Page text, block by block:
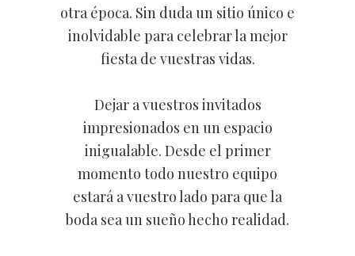
otra época. Sin duda un sitio único e
inolvidable para celebrar la mejor
fiesta de vuestras vidas.
Dejar a vuestros invitados
impresionados en un espacio
inigualable. Desde el primer
momento todo nuestro equipo
estará a vuestro lado para que la
boda sea un sueño hecho realidad.